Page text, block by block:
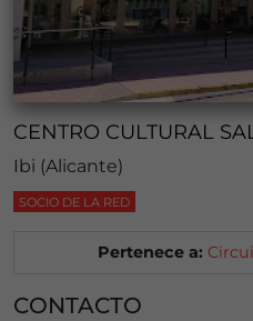
CENTRO CULTURAL
Ibi (Alicante)
SOCIO DE LA RED
Pertenece a:
CONTACTO